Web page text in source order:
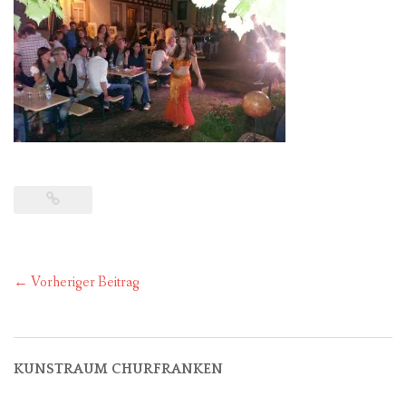
FÜR MITGLIEDER
PARTNER
IMPRESSUM
Post
← Vorheriger Beitrag
KUNSTRAUM CHURFRANKEN